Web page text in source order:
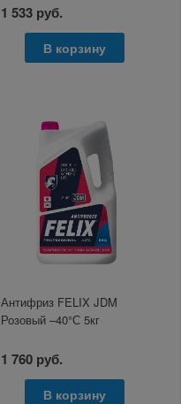
1 533 руб.
В корзину
Антифриз FELIX JDM
Розовый –40°С 5кг
1 760 руб.
В корзину